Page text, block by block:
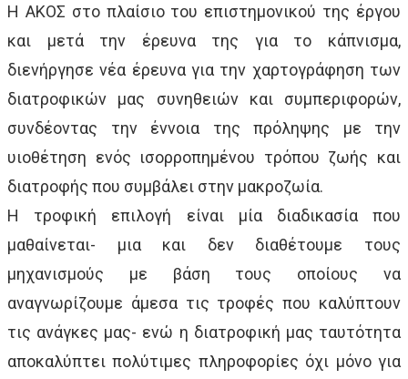
Η ΑΚΟΣ στο πλαίσιο του επιστημονικού της έργου
και μετά την έρευνα της για το κάπνισμα,
διενήργησε νέα έρευνα για την χαρτογράφηση των
διατροφικών μας συνηθειών και συμπεριφορών,
συνδέοντας την έννοια της πρόληψης με την
υιοθέτηση ενός ισορροπημένου τρόπου ζωής και
διατροφής που συμβάλει στην μακροζωία.
Η τροφική επιλογή είναι μία διαδικασία που
μαθαίνεται- μια και δεν διαθέτουμε τους
μηχανισμούς με βάση τους οποίους να
αναγνωρίζουμε άμεσα τις τροφές που καλύπτουν
τις ανάγκες μας- ενώ η διατροφική μας ταυτότητα
αποκαλύπτει πολύτιμες πληροφορίες όχι μόνο για